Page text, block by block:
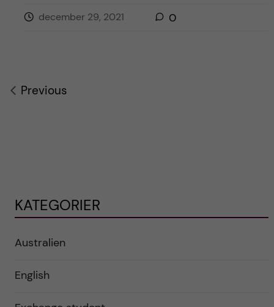
december 29, 2021 0
Previous
KATEGORIER
Australien
English